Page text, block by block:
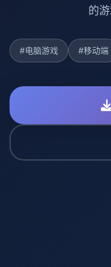
的游
#电脑游戏 #移动端